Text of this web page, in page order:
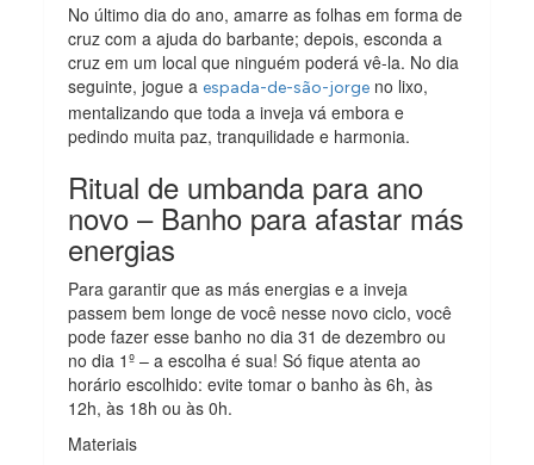
No último dia do ano, amarre as folhas em forma de
cruz com a ajuda do barbante; depois, esconda a
cruz em um local que ninguém poderá vê-la. No dia
seguinte, jogue aespada-de-são-jorge no lixo,
mentalizando que toda a inveja vá embora e
pedindo muita paz, tranquilidade e harmonia.
Ritual de umbanda para ano
novo – Banho para afastar más
energias
Para garantir que as más energias e a inveja
passem bem longe de você nesse novo ciclo, você
pode fazer esse banho no dia 31 de dezembro ou
no dia 1º – a escolha é sua! Só fique atenta ao
horário escolhido: evite tomar o banho às 6h, às
12h, às 18h ou às 0h.
Materiais